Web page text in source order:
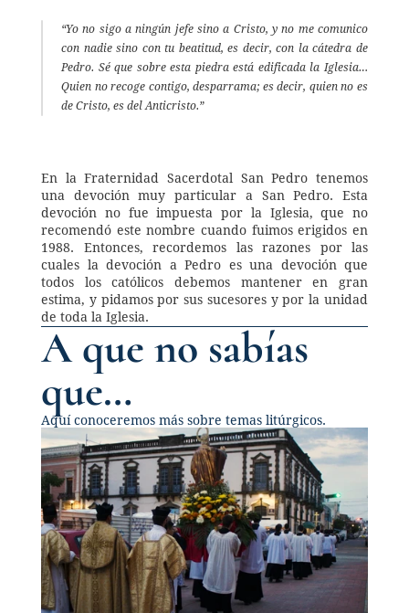
“Yo no sigo a ningún jefe sino a Cristo, y no me comunico
con nadie sino con tu beatitud, es decir, con la cátedra de
Pedro. Sé que sobre esta piedra está edificada la Iglesia…
Quien no recoge contigo, desparrama; es decir, quien no es
de Cristo, es del Anticristo.”
En la Fraternidad Sacerdotal San Pedro tenemos
una devoción muy particular a San Pedro. Esta
devoción no fue impuesta por la Iglesia, que no
recomendó este nombre cuando fuimos erigidos en
1988. Entonces, recordemos las razones por las
cuales la devoción a Pedro es una devoción que
todos los católicos debemos mantener en gran
estima, y pidamos por sus sucesores y por la unidad
de toda la Iglesia.
A que no sabías
que…
Aquí conoceremos más sobre temas litúrgicos.